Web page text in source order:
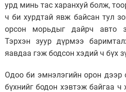
урд минь тас харанхуй болж,
ч би хурдтай явж байсан тул
орсон морьдыг дайрч авто
Тэрхэн зуур дүрмээ
яавдаа гэж бодсон хэдий ч бүх
Одоо би эмнэлэгийн орон дээр
бүхнийг бодон хэвтэж байгаа ч